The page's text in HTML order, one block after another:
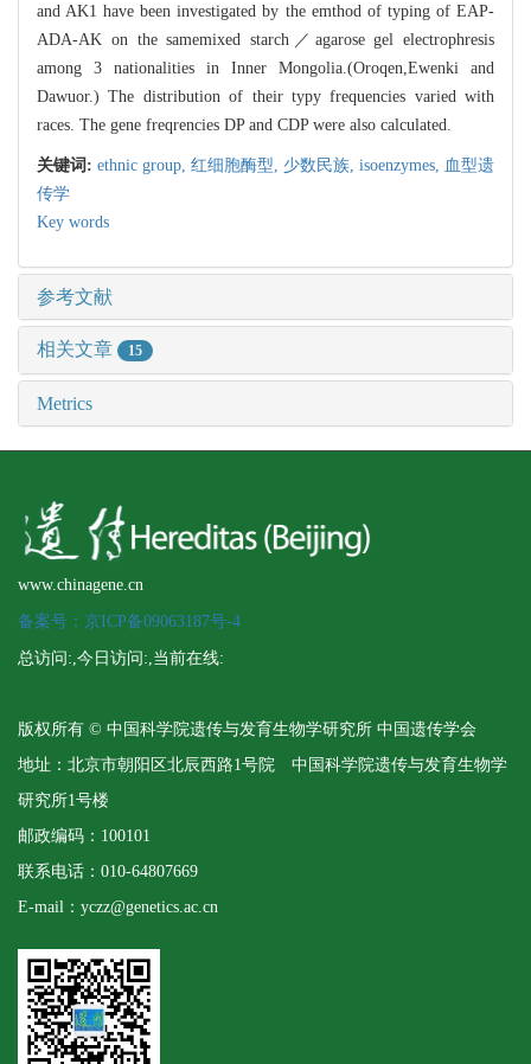
and AK1 have been investigated by the emthod of typing of EAP-
ADA-AK on the samemixed starch／agarose gel electrophresis
among 3 nationalities in Inner Mongolia.(Oroqen,Ewenki and
Dawuor.) The distribution of their typy frequencies varied with
races. The gene freqrencies DP and CDP were also calculated.
关键词: ethnic group, 红细胞酶型, 少数民族, isoenzymes,
血型遗
传学
Key words
参考文献
相关文章 15
Metrics
www.chinagene.cn
备案号：京ICP备09063187号-4
总访问: ,今日访问: ,当前在线:
版权所有 © 中国科学院遗传与发育生物学研究所 中国遗传学会
地址：北京市朝阳区北辰西路1号院 中国科学院遗传与发育生物学
研究所1号楼
邮政编码：100101
联系电话：010-64807669
E-mail：yczz@genetics.ac.cn